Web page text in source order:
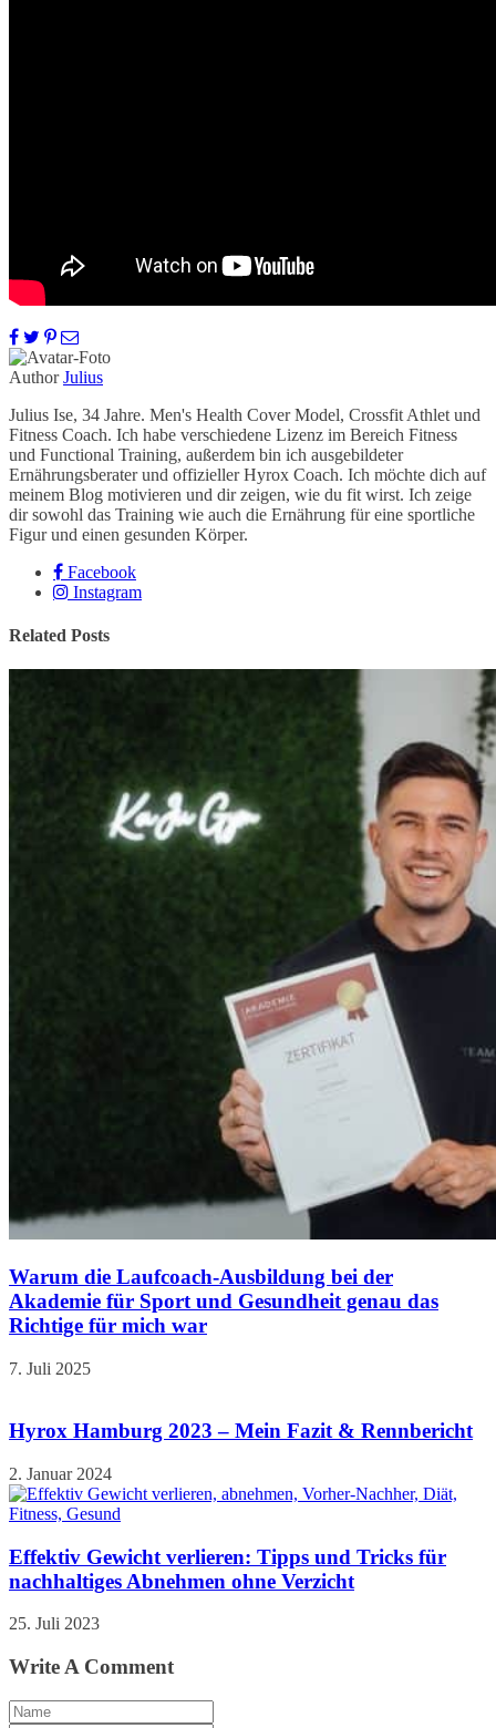
Author Julius
Julius Ise, 34 Jahre. Men's Health Cover Model, Crossfit Athlet und
Fitness Coach. Ich habe verschiedene Lizenz im Bereich Fitness
und Functional Training, außerdem bin ich ausgebildeter
Ernährungsberater und offizieller Hyrox Coach. Ich möchte dich auf
meinem Blog motivieren und dir zeigen, wie du fit wirst. Ich zeige
dir sowohl das Training wie auch die Ernährung für eine sportliche
Figur und einen gesunden Körper.
Facebook
Instagram
Related Posts
Warum die Laufcoach-Ausbildung bei der
Akademie für Sport und Gesundheit genau das
Richtige für mich war
7. Juli 2025
Hyrox Hamburg 2023 – Mein Fazit & Rennbericht
2. Januar 2024
Effektiv Gewicht verlieren: Tipps und Tricks für
nachhaltiges Abnehmen ohne Verzicht
25. Juli 2023
Write A Comment